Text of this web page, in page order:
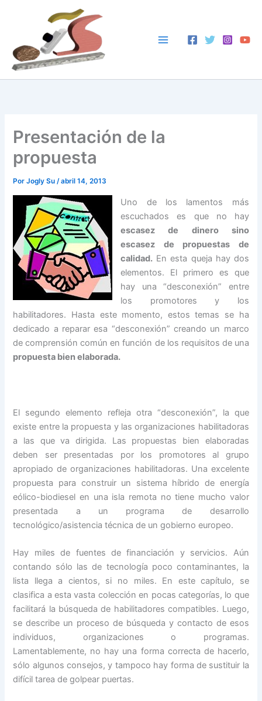
Presentación de la
propuesta
PorJogly Su/abril 14, 2013
Uno de los lamentos más
escuchados es que no hay
escasez de dinero sino
escasez de propuestas de
calidad. En esta queja hay dos
elementos. El primero es que
hay una “desconexión” entre
los promotores y los
habilitadores. Hasta este momento, estos temas se ha
dedicado a reparar esa “desconexión” creando un marco
de comprensión común en función de los requisitos de una
propuesta bien elaborada.
El segundo elemento refleja otra “desconexión”, la que
existe entre la propuesta y las organizaciones habilitadoras
a las que va dirigida. Las propuestas bien elaboradas
deben ser presentadas por los promotores al grupo
apropiado de organizaciones habilitadoras. Una excelente
propuesta para construir un sistema híbrido de energía
eólico-biodiesel en una isla remota no tiene mucho valor
presentada a un programa de desarrollo
tecnológico/asistencia técnica de un gobierno europeo.
Hay miles de fuentes de financiación y servicios. Aún
contando sólo las de tecnología poco contaminantes, la
lista llega a cientos, si no miles. En este capítulo, se
clasifica a esta vasta colección en pocas categorías, lo que
facilitará la búsqueda de habilitadores compatibles. Luego,
se describe un proceso de búsqueda y contacto de esos
individuos, organizaciones o programas.
Lamentablemente, no hay una forma correcta de hacerlo,
sólo algunos consejos, y tampoco hay forma de sustituir la
difícil tarea de golpear puertas.